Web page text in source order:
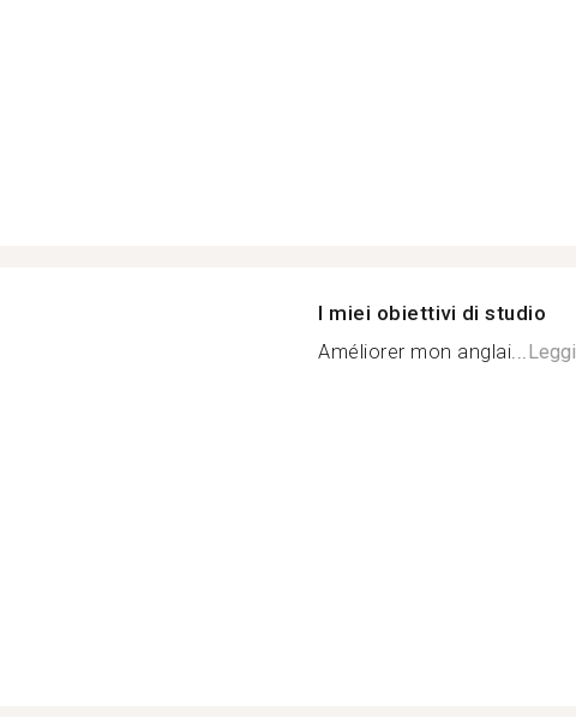
I miei obiettivi di studio
Améliorer mon anglai...